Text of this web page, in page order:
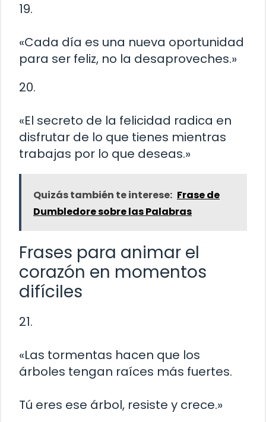
19.
«Cada día es una nueva oportunidad
para ser feliz, no la desaproveches.»
20.
«El secreto de la felicidad radica en
disfrutar de lo que tienes mientras
trabajas por lo que deseas.»
Quizás también te interese: Frase de
Dumbledore sobre las Palabras
Frases para animar el
corazón en momentos
difíciles
21.
«Las tormentas hacen que los
árboles tengan raíces más fuertes.
Tú eres ese árbol, resiste y crece.»